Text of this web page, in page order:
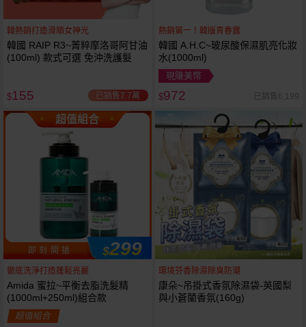
韓熱銷打造滑順女神光
韓國 RAIP R3~菁粹摩洛哥阿甘油
(100ml) 款式可選 免沖洗護髮
$155 已銷售7.7萬
熱銷第一！韓版青春露
韓國 A.H.C~玻尿酸保濕肌亮化妝
水(1000ml)
現賺美幣
$972 已銷售6,199
超值組合
即 刻 開 搶 $299
徹底洗淨打造蓬鬆亮麗
Amida 蜜拉~平衡去脂洗髮精
(1000ml+250ml)組合款
超值組合
環境芬香除濕除臭防潮
康朵~吊掛式香氛除濕袋-英國梨
與小蒼蘭香氛(160g)